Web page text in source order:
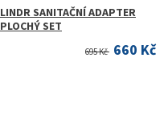
LINDR SANITAČNÍ ADAPTER
PLOCHÝ SET
695 Kč 660 Kč